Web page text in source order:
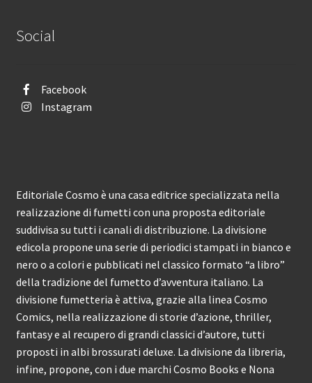
Social
Facebook
Instagram
Editoriale Cosmo è una casa editrice specializzata nella
realizzazione di fumetti con una proposta editoriale
suddivisa su tutti i canali di distribuzione. La divisione
edicola propone una serie di periodici stampati in bianco e
nero o a colori e pubblicati nel classico formato “a libro”
della tradizione del fumetto d’avventura italiano. La
divisione fumetteria è attiva, grazie alla linea Cosmo
Comics, nella realizzazione di storie d’azione, thriller,
fantasy e al recupero di grandi classici d’autore, tutti
proposti in albi brossurati deluxe. La divisione da libreria,
infine, propone, con i due marchi Cosmo Books e Nona